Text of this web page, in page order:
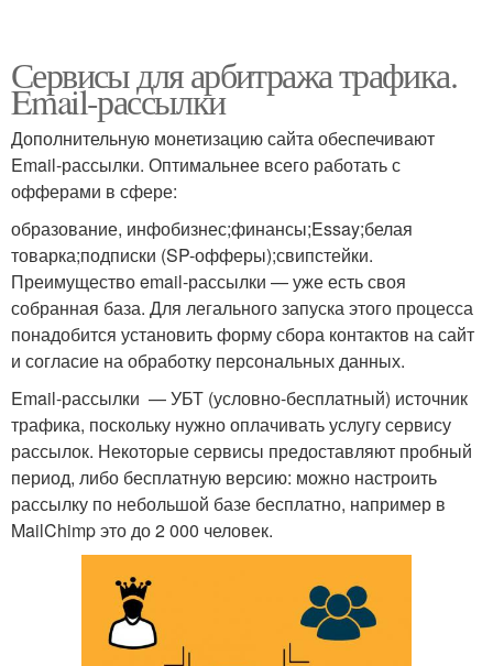
Сервисы для арбитража трафика.
Email-рассылки
Дополнительную монетизацию сайта обеспечивают
Email-рассылки. Оптимальнее всего работать с
офферами в сфере:
образование, инфобизнес;финансы;Essay;белая
товарка;подписки (SP-офферы);свипстейки.
Преимущество email-рассылки — уже есть своя
собранная база. Для легального запуска этого процесса
понадобится установить форму сбора контактов на сайт
и согласие на обработку персональных данных.
Email-рассылки — УБТ (условно-бесплатный) источник
трафика, поскольку нужно оплачивать услугу сервису
рассылок. Некоторые сервисы предоставляют пробный
период, либо бесплатную версию: можно настроить
рассылку по небольшой базе бесплатно, например в
MailChimp это до 2 000 человек.